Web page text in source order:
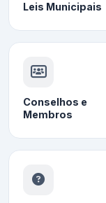
Leis Municipais
Conselhos e
Membros